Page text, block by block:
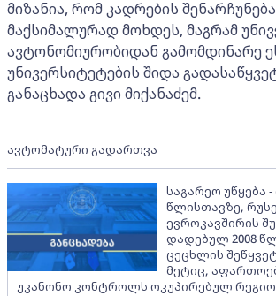
მიზანია, რომ კადრების შენარჩუნება
მაქსიმალურად მოხდეს, მაგრამ
ავტონომიურობიდან გამომდინარე
უნივერსიტეტების შიდა
განაცხადა გივი მიქანაძემ.
ავტომატური გადართვა
საგარეო უწყება -
წლისთავზე,
ევროკავშირის
დადებულ 2008
ცეცხლის
მეტიც,
უკანონო კონტროლს ოკუპირებულ